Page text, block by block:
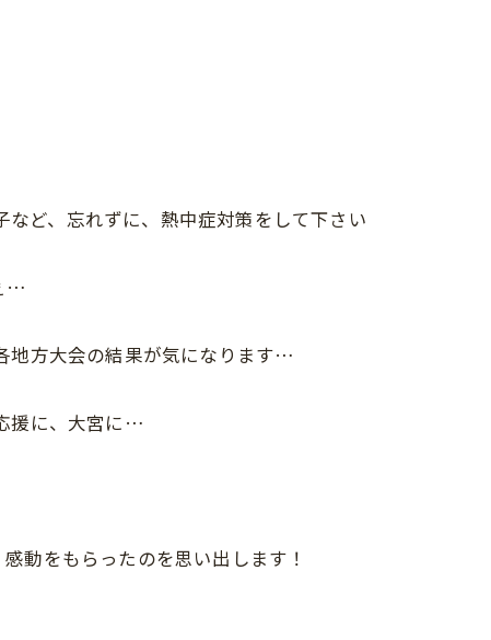
ど、忘れずに、熱中症対策をして下さい
…
地方大会の結果が気になります…
援に、大宮に…
動をもらったのを思い出します！